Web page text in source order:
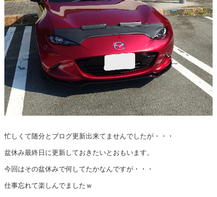
忙しくて随分とブログ更新出来てませんでしたが・・・
盆休み最終日に更新しておきたいとおもいます。
今回はその盆休みで何してたかなんですが・・・
仕事忘れて楽しんでましたｗ